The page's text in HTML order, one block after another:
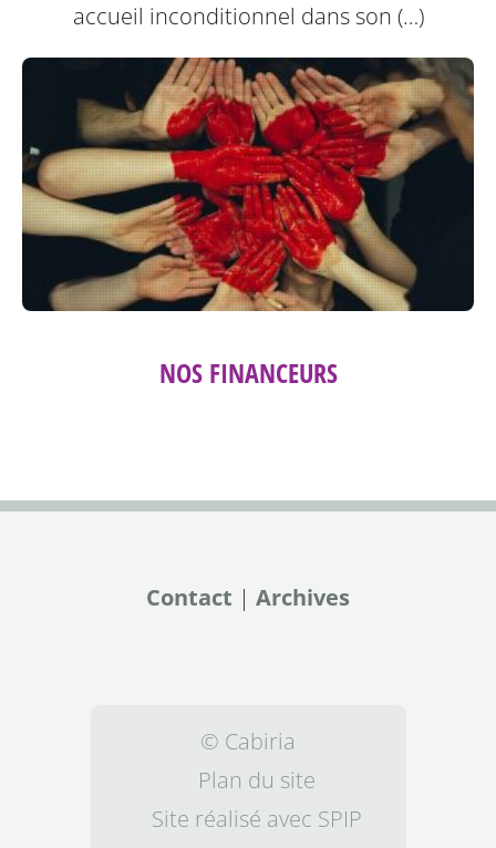
accueil inconditionnel dans son (…)
NOS FINANCEURS
Contact | Archives
© Cabiria
Plan du site
Site réalisé avec SPIP